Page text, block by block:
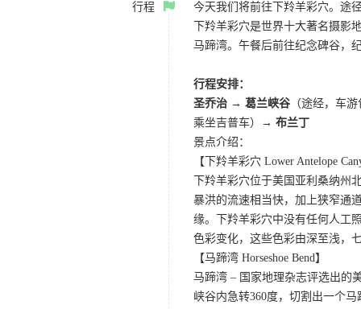
行程
今天我们将前往下羚羊彩穴。途
下羚羊彩穴是世界十大著名摄
马蹄湾。午餐后前往纪念碑谷，
行程安排：
圣乔治 → 葛兰峡谷 （途经，车
乘坐吉普车）→ 布兰丁
景点介绍：
【下羚羊彩穴 Lower Antelope
下羚羊彩穴位于美国亚利桑纳
暴洪的流速相当快，加上狭窄通
缘。下羚羊彩穴中没有任何人工
色彩变化，这些色彩由深至浅，
【马蹄湾 Horseshoe Bend】
马蹄湾 – 国家地理杂志评选出的
峡谷内急转360度，切割出一个